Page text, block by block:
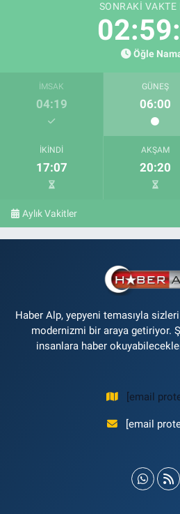
SONRAKI VAKTE
Öğle
İMSAK
04:19
GÜNEŞ
06:00
İKINDI
17:07
AKŞAM
20:20
Aylık Vakitler
Haber Alp, yepyeni temasıyla
modernizmi bir araya getiriyor.
insanlara haber
[email
[email